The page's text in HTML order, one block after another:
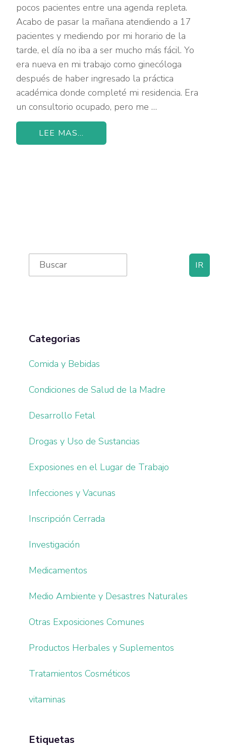
pocos pacientes entre una agenda repleta.
Acabo de pasar la mañana atendiendo a 17
pacientes y mediendo por mi horario de la
tarde, el día no iba a ser mucho más fácil. Yo
era nueva en mi trabajo como ginecóloga
después de haber ingresado la práctica
académica donde completé mi residencia. Era
un consultorio ocupado, pero me …
LEE MAS...
Primary
Sidebar
Search
for:
Categorias
Comida y Bebidas
Condiciones de Salud de la Madre
Desarrollo Fetal
Drogas y Uso de Sustancias
Exposiones en el Lugar de Trabajo
Infecciones y Vacunas
Inscripción Cerrada
Investigación
Medicamentos
Medio Ambiente y Desastres Naturales
Otras Exposiciones Comunes
Productos Herbales y Suplementos
Tratamientos Cosméticos
vitaminas
Etiquetas